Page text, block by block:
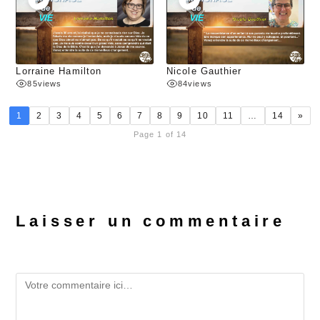
Lorraine Hamilton
85views
Nicole Gauthier
84views
1 2 3 4 5 6 7 8 9 10 11 … 14 »
Page 1 of 14
Laisser un commentaire